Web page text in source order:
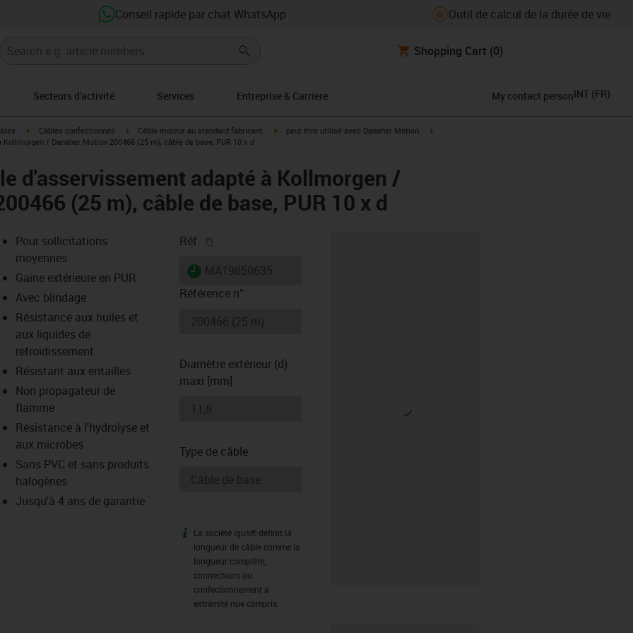
Conseil rapide par chat WhatsApp Outil de calcul de la durée de vie
Shopping Cart (0)
Secteurs d'activité Services Entreprise & Carrière My contact personINT (FR)
igus-icon-arrow-right
Câbles confectionnés igus-icon-arrow-right
Câble moteur au standard fabricant igus-icon-arrow-right
peut être utilisé avec Danaher Motion
/ Danaher Motion 200466 (25 m), câble de base, PUR 10 x d
d'asservissement adapté à Kollmorgen /
(25 m), câble de base, PUR 10 x d
icon-lupe
icon-lupe
Pour sollicitations
moyennes
Gaine extérieure en PUR
Avec blindage
Résistance aux huiles et
aux liquides de
refroidissement
Résistant aux entailles
Non propagateur de
flamme
Résistance à l'hydrolyse et
aux microbes
Sans PVC et sans produits
halogènes
Jusqu'à 4 ans de garantie
Réf.
igus-icon-lieferzeit
Référence n°
Diamètre extérieur (d)
maxi [mm]
Type de câble
igus-icon-info
La société igus® définit la
longueur de câble comme la
longueur complète,
connecteurs ou
confectionnement à
extrémité nue compris.